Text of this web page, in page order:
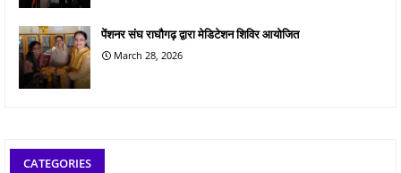
पेंशनर संघ राघौगढ़ द्वारा मेडिटेशन शिविर आयोजित
March 28, 2026
CATEGORIES